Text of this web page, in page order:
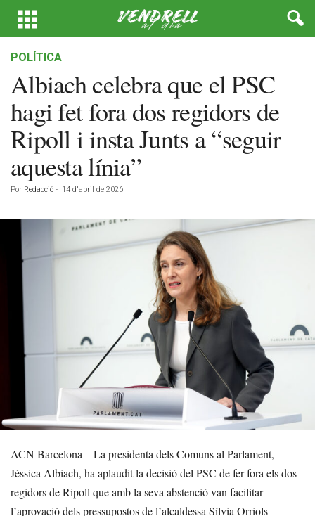
POLÍTICA
Albiach celebra que el PSC
hagi fet fora dos regidors de
Ripoll i insta Junts a “seguir
aquesta línia”
Por Redacció - 14 d'abril de 2026
ACN Barcelona – La presidenta dels Comuns al Parlament,
Jéssica Albiach, ha aplaudit la decisió del PSC de fer fora els dos
regidors de Ripoll que amb la seva abstenció van facilitar
l’aprovació dels pressupostos de l’alcaldessa Sílvia Orriols